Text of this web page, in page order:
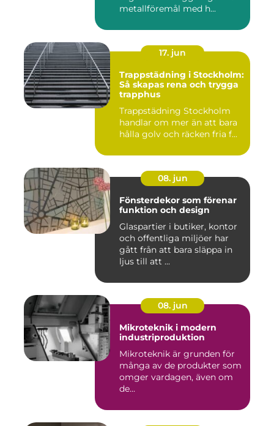
metallföremål med h...
17. jun
Trappstädning i Stockholm:
Så skapas rena och trygga
trapphus
Trappstädning Stockholm
handlar om mer än att bara
hålla golv och räcken fria f...
08. jun
Fönsterdekor som förenar
funktion och design
Glaspartier i butiker, kontor
och offentliga miljöer har
gått från att bara släppa in
ljus till att ...
08. jun
Mikroteknik i modern
industriproduktion
Mikroteknik är grunden för
många av de produkter som
omger vardagen, även om
de...